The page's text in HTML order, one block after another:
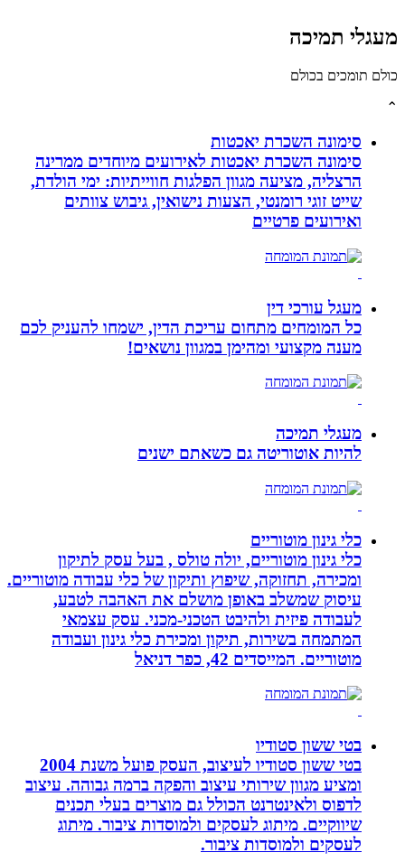
תמיכה
בכולם
סימונה השכרת יאכטות
סימונה השכרת יאכטות לאירועים מיוחדים ממרינה
הרצליה, מציעה מגוון הפלגות חווייתיות: ימי הולדת,
שייט זוגי רומנטי, הצעות נישואין, גיבוש צוותים
ואירועים פרטיים
מעגל עורכי דין
כל המומחים מתחום עריכת הדין, ישמחו להעניק לכם
מענה מקצועי ומהימן במגוון נושאים!
מעגלי תמיכה
להיות אוטוריטה גם כשאתם ישנים
כלי גינון מוטוריים
כלי גינון מוטוריים, יולה טולס , בעל עסק לתיקון
ומכירה, תחזוקה, שיפוץ ותיקון של כלי עבודה מוטוריים.
עיסוק שמשלב באופן מושלם את האהבה לטבע,
לעבודה פיזית ולהיבט הטכני-מכני. עסק עצמאי
המתמחה בשירות, תיקון ומכירת כלי גינון ועבודה
מוטוריים. המייסדים 42, כפר דניאל
בטי ששון סטודיו
בטי ששון סטודיו לעיצוב, העסק פועל משנת 2004
ומציע מגוון שירותי עיצוב והפקה ברמה גבוהה. עיצוב
לדפוס ולאינטרנט הכולל גם מוצרים בעלי תכנים
שיווקיים. מיתוג לעסקים ולמוסדות ציבור. מיתוג
לעסקים ולמוסדות ציבור.